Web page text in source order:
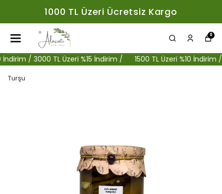
1000 TL Üzeri Ücretsiz Kargo
0
/ 3000 TL Üzeri %15 İndirim / 1500 TL Üzeri %10 İndirim /
Turşu